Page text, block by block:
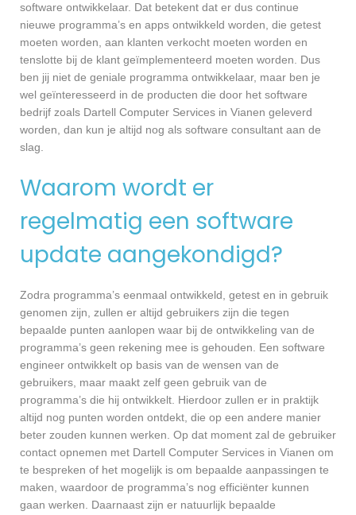
software ontwikkelaar. Dat betekent dat er dus continue
nieuwe programma’s en apps ontwikkeld worden, die getest
moeten worden, aan klanten verkocht moeten worden en
tenslotte bij de klant geïmplementeerd moeten worden. Dus
ben jij niet de geniale programma ontwikkelaar, maar ben je
wel geïnteresseerd in de producten die door het software
bedrijf zoals Dartell Computer Services in Vianen geleverd
worden, dan kun je altijd nog als software consultant aan de
slag.
Waarom wordt er
regelmatig een software
update aangekondigd?
Zodra programma’s eenmaal ontwikkeld, getest en in gebruik
genomen zijn, zullen er altijd gebruikers zijn die tegen
bepaalde punten aanlopen waar bij de ontwikkeling van de
programma’s geen rekening mee is gehouden. Een software
engineer ontwikkelt op basis van de wensen van de
gebruikers, maar maakt zelf geen gebruik van de
programma’s die hij ontwikkelt. Hierdoor zullen er in praktijk
altijd nog punten worden ontdekt, die op een andere manier
beter zouden kunnen werken. Op dat moment zal de gebruiker
contact opnemen met Dartell Computer Services in Vianen om
te bespreken of het mogelijk is om bepaalde aanpassingen te
maken, waardoor de programma’s nog efficiënter kunnen
gaan werken. Daarnaast zijn er natuurlijk bepaalde